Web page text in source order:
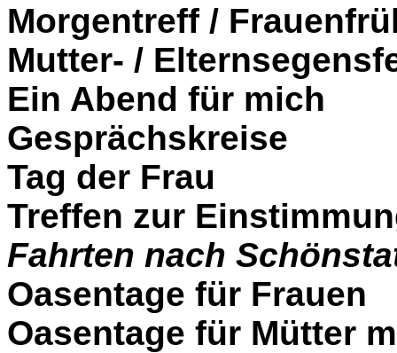
Morgentreff /
Mutter- /
Ein Abend für mich
Gesprächskreise
Tag der Frau
Treffen zur
Fahrten nach
Oasentage für Frauen
Oasentage für Mütter